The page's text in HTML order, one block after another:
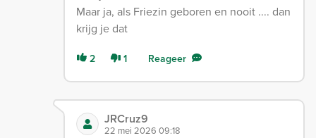
Maar ja, als Friezin geboren en nooit .... dan
krijg je dat
2 1 Reageer
JRCruz9
22 mei 2026 09:18